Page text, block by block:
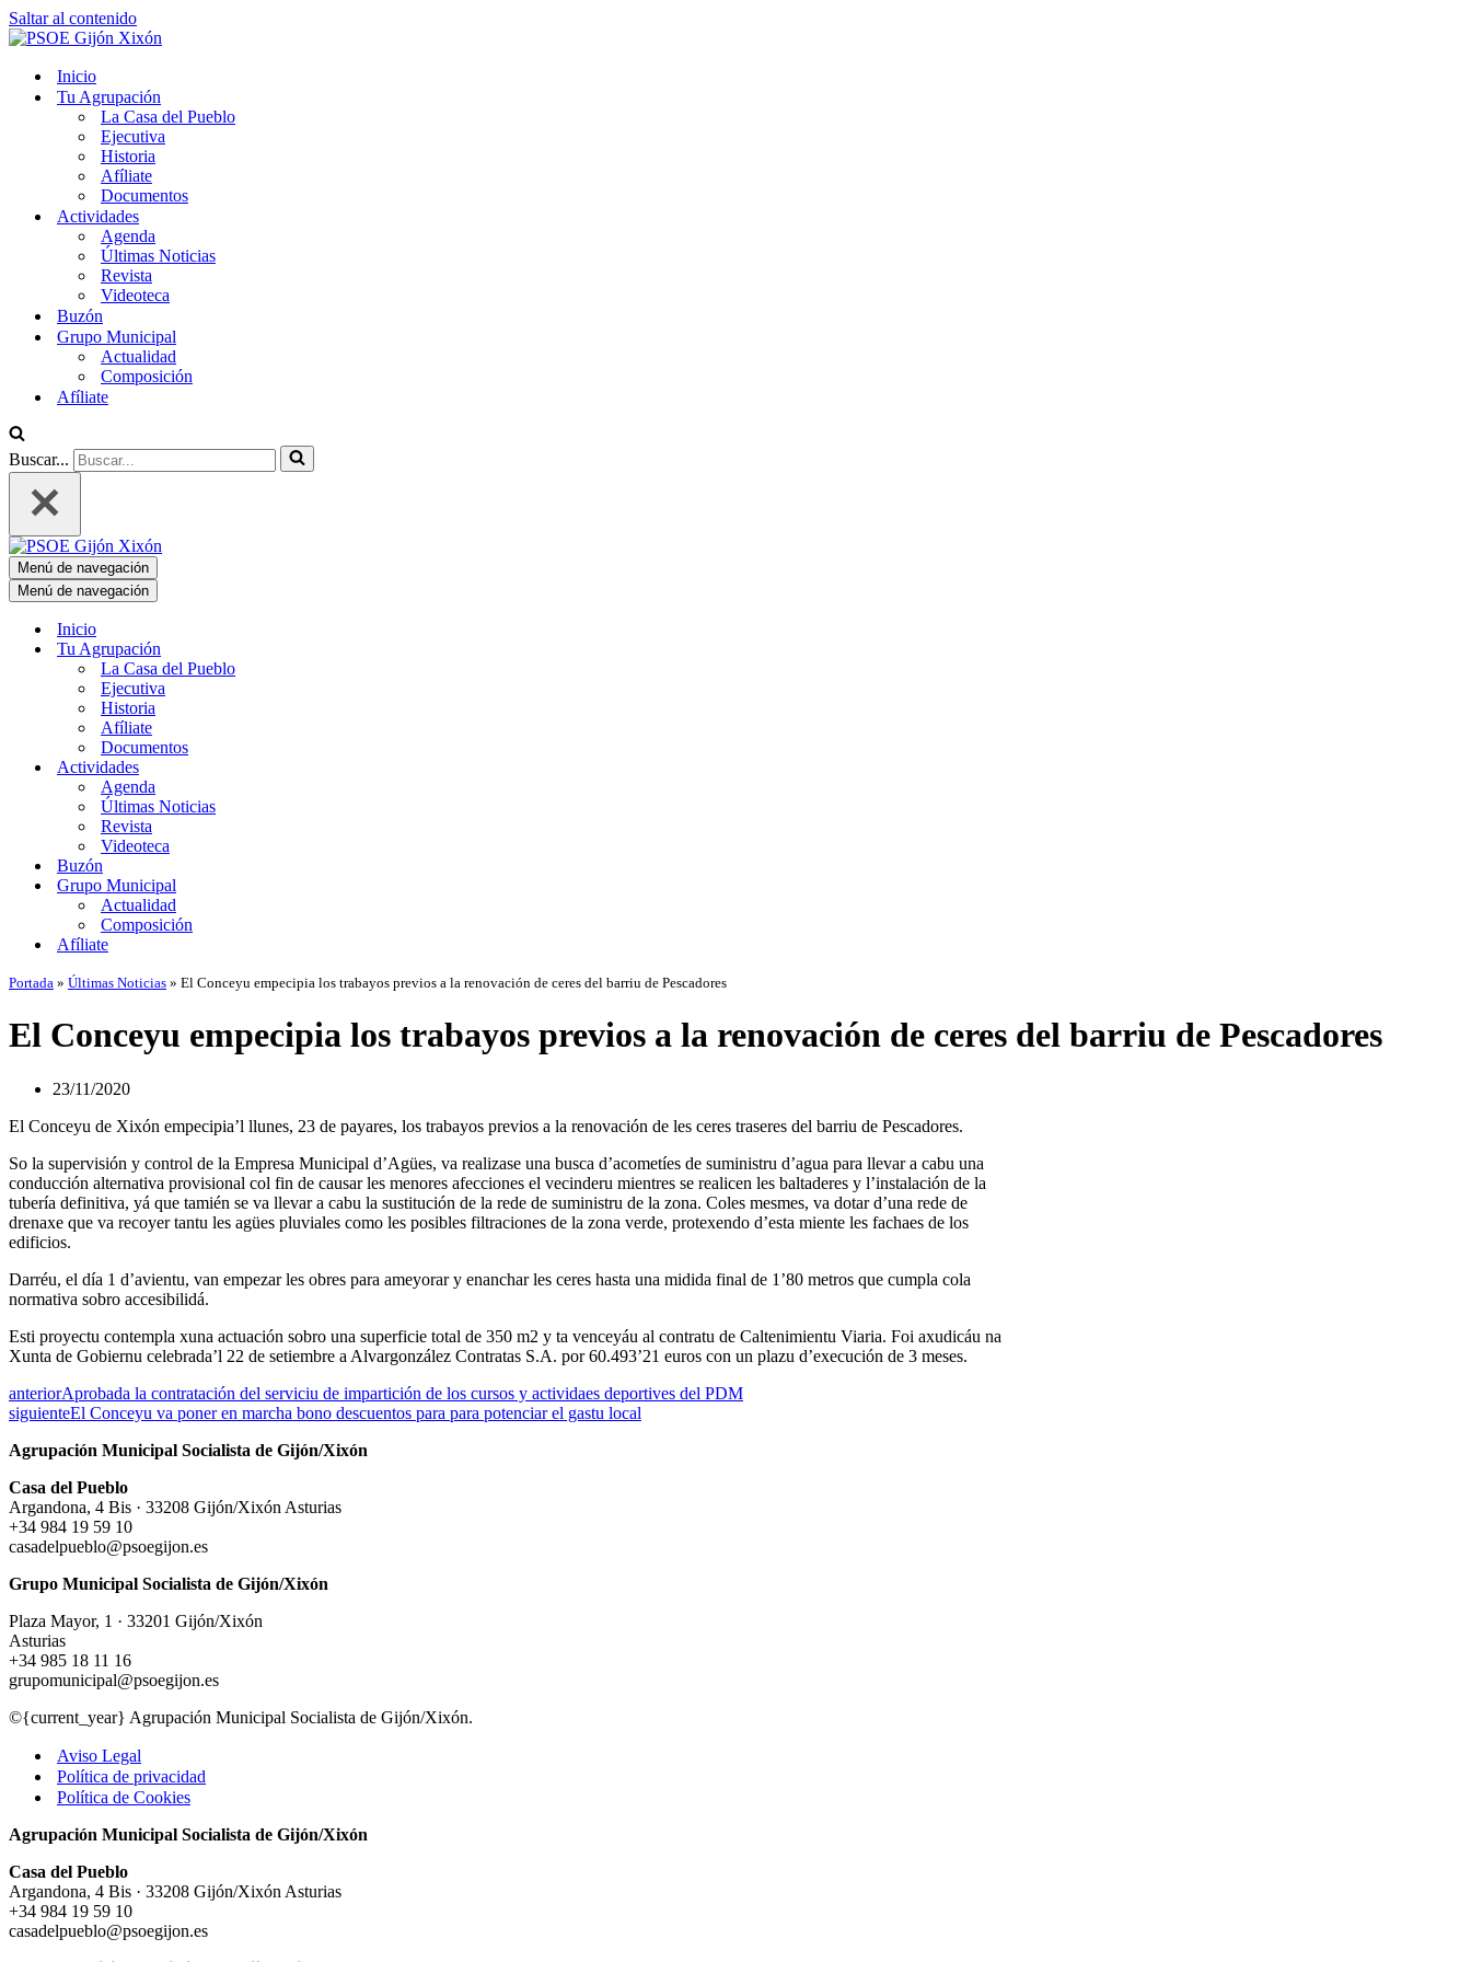
Saltar al contenido
Inicio
Tu Agrupación
La Casa del Pueblo
Ejecutiva
Historia
Afíliate
Documentos
Actividades
Agenda
Últimas Noticias
Revista
Videoteca
Buzón
Grupo Municipal
Actualidad
Composición
Afíliate
Buscar...
Menú de navegación
Menú de navegación
Inicio
Tu Agrupación
La Casa del Pueblo
Ejecutiva
Historia
Afíliate
Documentos
Actividades
Agenda
Últimas Noticias
Revista
Videoteca
Buzón
Grupo Municipal
Actualidad
Composición
Afíliate
Portada » Últimas Noticias » El Conceyu empecipia los trabayos previos a la renovación de ceres del barriu de Pescadores
El Conceyu empecipia los trabayos previos a la renovación de ceres del barriu de Pescadores
23/11/2020
El Conceyu de Xixón empecipia’l llunes, 23 de payares, los trabayos previos a la renovación de les ceres traseres del barriu de Pescadores.
So la supervisión y control de la Empresa Municipal d’Agües, va realizase una busca d’acometíes de suministru d’agua para llevar a cabu una
conducción alternativa provisional col fin de causar les menores afecciones el vecinderu mientres se realicen les baltaderes y l’instalación de la
tubería definitiva, yá que tamién se va llevar a cabu la sustitución de la rede de suministru de la zona. Coles mesmes, va dotar d’una rede de
drenaxe que va recoyer tantu les agües pluviales como les posibles filtraciones de la zona verde, protexendo d’esta miente les fachaes de los
edificios.
Darréu, el día 1 d’avientu, van empezar les obres para ameyorar y enanchar les ceres hasta una midida final de 1’80 metros que cumpla cola
normativa sobro accesibilidá.
Esti proyectu contempla xuna actuación sobro una superficie total de 350 m2 y ta venceyáu al contratu de Caltenimientu Viaria. Foi axudicáu na
Xunta de Gobiernu celebrada’l 22 de setiembre a Alvargonzález Contratas S.A. por 60.493’21 euros con un plazu d’execución de 3 meses.
anteriorAprobada la contratación del serviciu de impartición de los cursos y actividaes deportives del PDM
siguienteEl Conceyu va poner en marcha bono descuentos para para potenciar el gastu local
Agrupación Municipal Socialista de Gijón/Xixón
Casa del Pueblo
Argandona, 4 Bis · 33208 Gijón/Xixón Asturias
+34 984 19 59 10
casadelpueblo@psoegijon.es
Grupo Municipal Socialista de Gijón/Xixón
Plaza Mayor, 1 · 33201 Gijón/Xixón
Asturias
+34 985 18 11 16
grupomunicipal@psoegijon.es
©{current_year} Agrupación Municipal Socialista de Gijón/Xixón.
Aviso Legal
Política de privacidad
Política de Cookies
Agrupación Municipal Socialista de Gijón/Xixón
Casa del Pueblo
Argandona, 4 Bis · 33208 Gijón/Xixón Asturias
+34 984 19 59 10
casadelpueblo@psoegijon.es